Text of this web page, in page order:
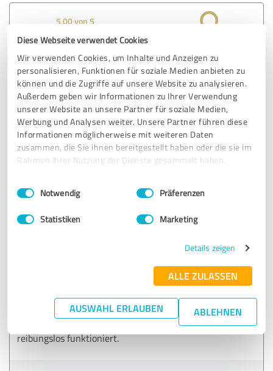
Diese Webseite verwendet Cookies
Wir verwenden Cookies, um Inhalte und Anzeigen zu
personalisieren, Funktionen für soziale Medien anbieten zu
können und die Zugriffe auf unsere Website zu analysieren.
Außerdem geben wir Informationen zu Ihrer Verwendung
unserer Website an unsere Partner für soziale Medien,
Werbung und Analysen weiter. Unsere Partner führen diese
Informationen möglicherweise mit weiteren Daten
zusammen, die Sie ihnen bereitgestellt haben oder die sie im
Rahmen Ihrer Nutzung der Dienste gesammelt haben.
Impressum Datenschutzbestimmungen
Einwilligungsauswahl
Notwendig Präferenzen
Statistiken Marketing
Details zeigen
ALLE ZULASSEN
AUSWAHL ERLAUBEN ABLEHNEN
5,00 von 5
SEHR GUT Empfehlung
Effiziente Vermittlung und zügige Abwicklung meines
Leasingwiderrufs durch die Partneranwälte. Danke
Erfahrungsbericht & Bewertung zu:
GfV Gesellschaft für Verbraucherschutz
GmbH
14.04.2023 S.
Empfehlung
Super legal tech Unternehmen. Trotz dessen, dass ich doch
einige Kilometer von der vermittelten Kanzlei weg wohne,
hat alles wunderbar per Mail, Telefon und auch Videocall
reibungslos funktioniert.